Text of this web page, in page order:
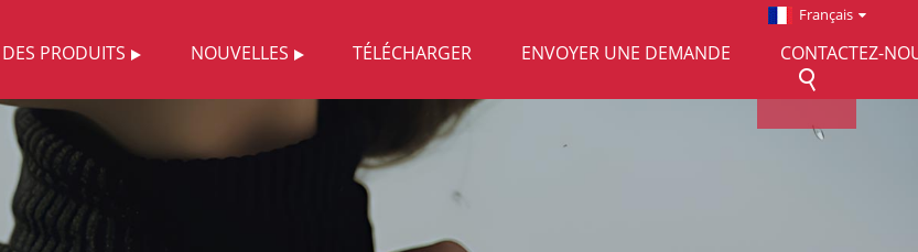
DES PRODUITS NOUVELLES TÉLÉCHARGER ENVOYER UNE DEMANDE CONTACTEZ-
Français